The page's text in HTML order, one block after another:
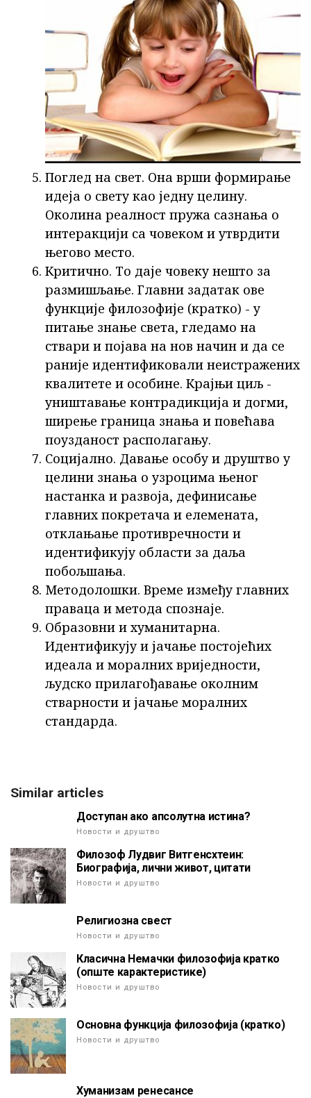
Поглед на свет. Она врши формирање
идеја о свету као једну целину.
Околина реалност пружа сазнања о
интеракцији са човеком и утврдити
његово место.
Критично. То даје човеку нешто за
размишљање. Главни задатак ове
функције филозофије (кратко) - у
питање знање света, гледамо на
ствари и појава на нов начин и да се
раније идентификовали неистражених
квалитете и особине. Крајњи циљ -
уништавање контрадикција и догми,
ширење граница знања и повећава
поузданост располагању.
Социјално. Давање особу и друштво у
целини знања о узроцима њеног
настанка и развоја, дефинисање
главних покретача и елемената,
отклањање противречности и
идентификују области за даља
побољшања.
Методолошки. Време између главних
праваца и метода спознаје.
Образовни и хуманитарна.
Идентификују и јачање постојећих
идеала и моралних вриједности,
људско прилагођавање околним
стварности и јачање моралних
стандарда.
Similar articles
Доступан ако апсолутна истина?
Новости и друштво
Филозоф Лудвиг Витгенсхтеин:
Биографија, лични живот, цитати
Новости и друштво
Религиозна свест
Новости и друштво
Класична Немачки филозофија кратко
(опште карактеристике)
Новости и друштво
Основна функција филозофија (кратко)
Новости и друштво
Хуманизам ренесансе